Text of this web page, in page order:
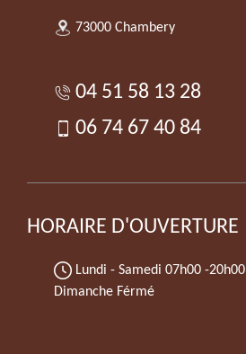
73000 Chambery
04 51 58 13 28
06 74 67 40 84
HORAIRE D'OUVERTURE
Lundi - Samedi 07h00 -20h00
Dimanche Férmé